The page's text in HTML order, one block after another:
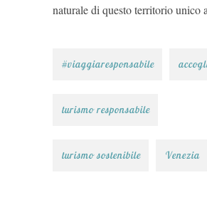
naturale di questo territorio unico
#viaggiaresponsabile
turismo responsabile
turismo sostenibile Venezia